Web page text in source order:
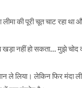
की पूरी चूत चाट रहा था
नहीं हो सकता… मुझे चोद
ले लिया। लेकिन फिर मंदा